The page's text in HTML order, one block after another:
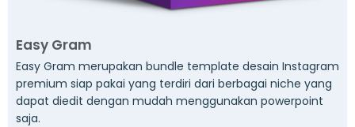
Easy Gram
Easy Gram merupakan bundle template desain Instagram
premium siap pakai yang terdiri dari berbagai niche yang
dapat diedit dengan mudah menggunakan powerpoint
saja.